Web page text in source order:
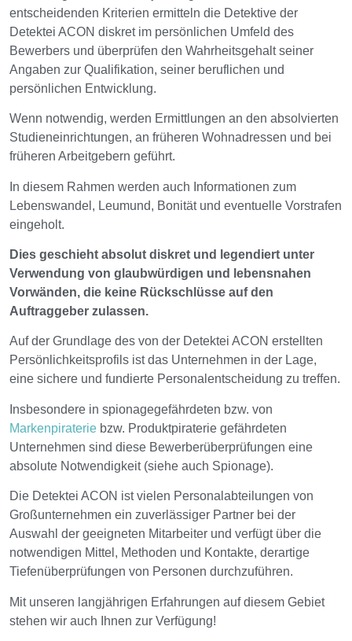
entscheidenden Kriterien ermitteln die Detektive der
Detektei ACON diskret im persönlichen Umfeld des
Bewerbers und überprüfen den Wahrheitsgehalt seiner
Angaben zur Qualifikation, seiner beruflichen und
persönlichen Entwicklung.
Wenn notwendig, werden Ermittlungen an den absolvierten
Studieneinrichtungen, an früheren Wohnadressen und bei
früheren Arbeitgebern geführt.
In diesem Rahmen werden auch Informationen zum
Lebenswandel, Leumund, Bonität und eventuelle Vorstrafen
eingeholt.
Dies geschieht absolut diskret und legendiert unter
Verwendung von glaubwürdigen und lebensnahen
Vorwänden, die keine Rückschlüsse auf den
Auftraggeber zulassen.
Auf der Grundlage des von der Detektei ACON erstellten
Persönlichkeitsprofils ist das Unternehmen in der Lage,
eine sichere und fundierte Personalentscheidung zu treffen.
Insbesondere in spionagegefährdeten bzw. von
Markenpiraterie bzw. Produktpiraterie gefährdeten
Unternehmen sind diese Bewerberüberprüfungen eine
absolute Notwendigkeit (siehe auch Spionage).
Die Detektei ACON ist vielen Personalabteilungen von
Großunternehmen ein zuverlässiger Partner bei der
Auswahl der geeigneten Mitarbeiter und verfügt über die
notwendigen Mittel, Methoden und Kontakte, derartige
Tiefenüberprüfungen von Personen durchzuführen.
Mit unseren langjährigen Erfahrungen auf diesem Gebiet
stehen wir auch Ihnen zur Verfügung!